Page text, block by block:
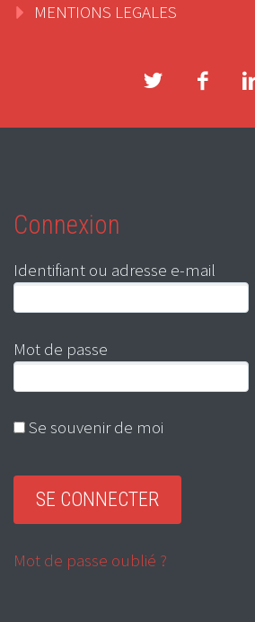
MENTIONS LEGALES
Connexion
Identifiant ou adresse e-mail
Mot de passe
Se souvenir de moi
Mot de passe oublié ?